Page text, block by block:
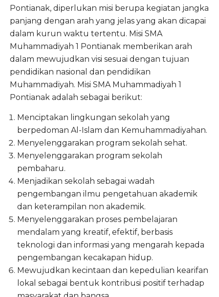
Pontianak, diperlukan misi berupa kegiatan jangka
panjang dengan arah yang jelas yang akan dicapai
dalam kurun waktu tertentu. Misi SMA
Muhammadiyah 1 Pontianak memberikan arah
dalam mewujudkan visi sesuai dengan tujuan
pendidikan nasional dan pendidikan
Muhammadiyah. Misi SMA Muhammadiyah 1
Pontianak adalah sebagai berikut:
Menciptakan lingkungan sekolah yang
berpedoman Al-Islam dan Kemuhammadiyahan.
Menyelenggarakan program sekolah sehat.
Menyelenggarakan program sekolah
pembaharu.
Menjadikan sekolah sebagai wadah
pengembangan ilmu pengetahuan akademik
dan keterampilan non akademik.
Menyelenggarakan proses pembelajaran
mendalam yang kreatif, efektif, berbasis
teknologi dan informasi yang mengarah kepada
pengembangan kecakapan hidup.
Mewujudkan kecintaan dan kepedulian kearifan
lokal sebagai bentuk kontribusi positif terhadap